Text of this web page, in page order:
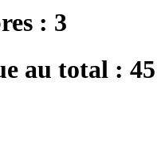
: 3
au total :